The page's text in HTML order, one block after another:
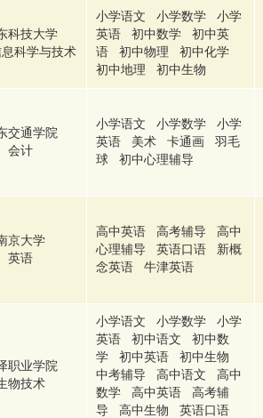
科技大学
科学与技术
小学语文 小学数学 小学
英语 初中数学 初中英
语 初中物理 初中化学
初中地理 初中生物
交通学院
会计
小学语文 小学数学 小学
英语 美术 卡通画 羽毛
球 初中心理辅导
京大学
英语
高中英语 高考辅导 高中
心理辅导 英语口语 新概
念英语 牛津英语
职业学院
物技术
小学语文 小学数学 小学
英语 初中语文 初中数
学 初中英语 初中生物
中考辅导 高中语文 高中
数学 高中英语 高考辅
导 高中生物 英语口语